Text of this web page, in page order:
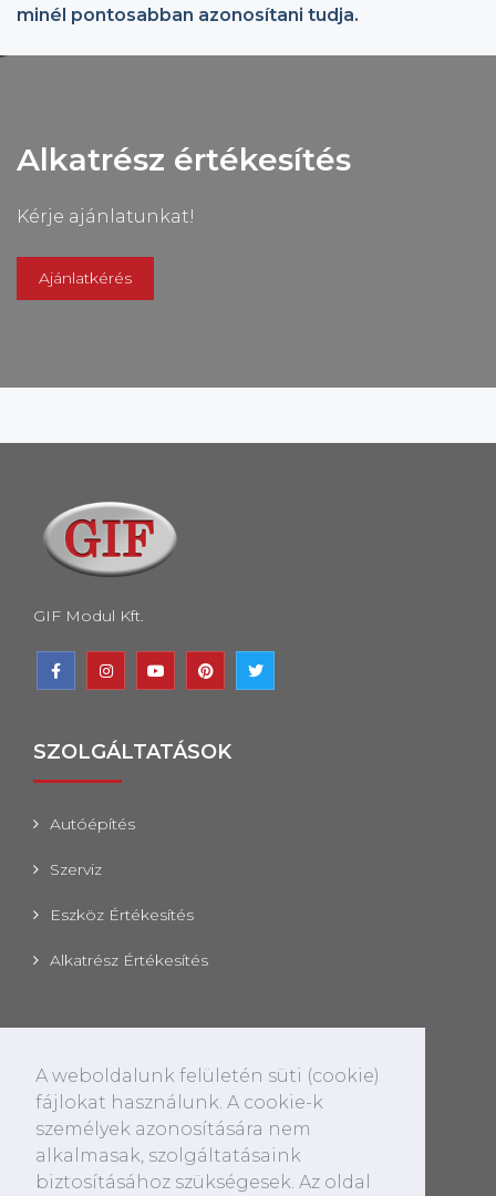
A weboldalunk felületén süti (cookie)
fájlokat használunk. A cookie-k
személyek azonosítására nem
alkalmasak, szolgáltatásaink
biztosításához szükségesek. Az oldal
minél pontosabban azonosítani tudja.
Alkatrész értékesítés
Kérje ajánlatunkat!
Ajánlatkérés
GIF Modul Kft.
SZOLGÁLTATÁSOK
Autóépítés
Szerviz
Eszköz Értékesítés
Alkatrész Értékesítés
CÍM
2100 Gödöllő, Pattantyús Ábrahám körút 8.
E-MAIL